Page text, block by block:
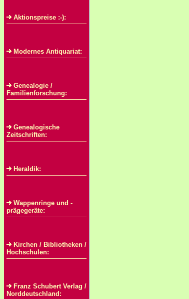
Aktionspreise :-):
Modernes Antiquariat:
Genealogie /
Familienforschung:
Genealogische
Zeitschriften:
Heraldik:
Wappenringe und -
prägegeräte:
Kirchen / Bibliotheken /
Hochschulen:
Franz Schubert Verlag /
Norddeutschland: